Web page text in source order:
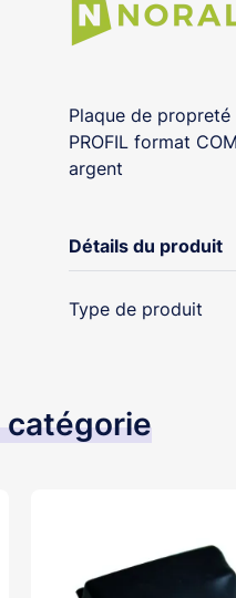
Plaque de
PROFIL format
argent
Détails du produit
Type de produit
catégorie